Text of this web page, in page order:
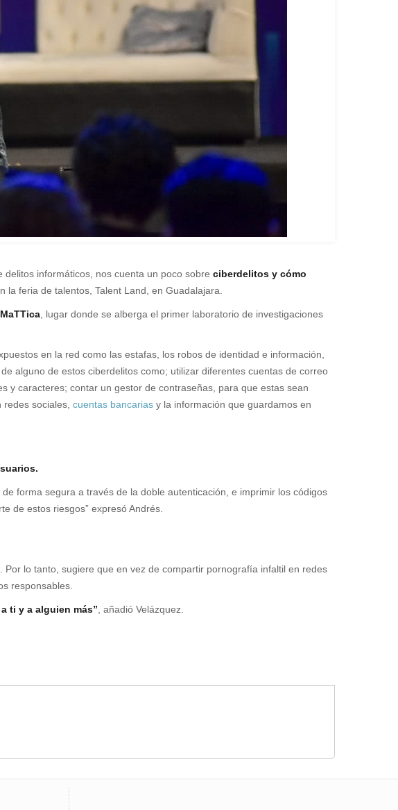
delitos informáticos, nos cuenta un poco sobre ciberdelitos y cómo
la feria de talentos, Talent Land, en Guadalajara.
MaTTica, lugar donde se alberga el primer laboratorio de investigaciones
en la red como las estafas, los robos de identidad e información,
alguno de estos ciberdelitos como; utilizar diferentes cuentas de correo
y caracteres; contar un gestor de contraseñas, para que estas sean
sociales, cuentas bancarias y la información que guardamos en
forma segura a través de la doble autenticación, e imprimir los códigos
de estos riesgos” expresó Andrés.
lo tanto, sugiere que en vez de compartir pornografía infaltil en redes
responsables.
ti y a alguien más”, añadió Velázquez.